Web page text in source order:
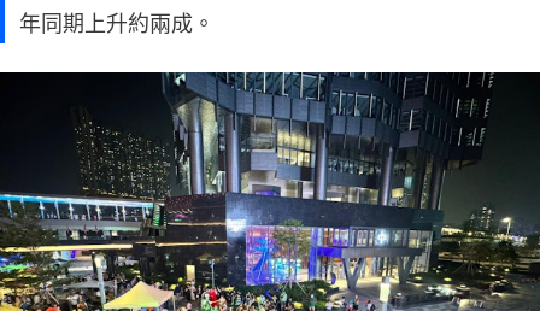
年同期上升約兩成。